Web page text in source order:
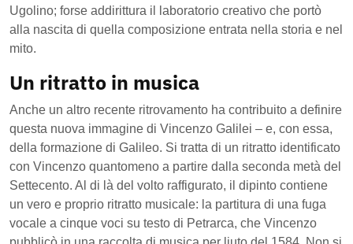
Ugolino; forse addirittura il laboratorio creativo che portò
alla nascita di quella composizione entrata nella storia e nel
mito.
Un ritratto in musica
Anche un altro recente ritrovamento ha contribuito a definire
questa nuova immagine di Vincenzo Galilei – e, con essa,
della formazione di Galileo. Si tratta di un ritratto identificato
con Vincenzo quantomeno a partire dalla seconda metà del
Settecento. Al di là del volto raffigurato, il dipinto contiene
un vero e proprio ritratto musicale: la partitura di una fuga
vocale a cinque voci su testo di Petrarca, che Vincenzo